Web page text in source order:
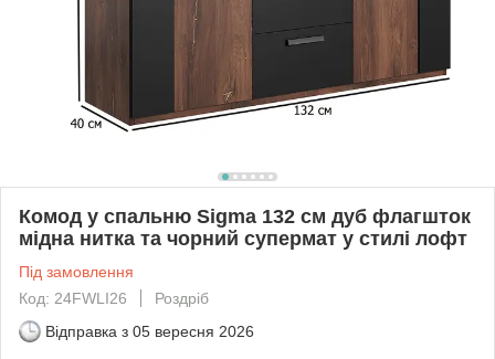
Комод у спальню Sigma 132 см дуб флагшток
мідна нитка та чорний супермат у стилі лофт
Під замовлення
Код: 24FWLI26
Роздріб
Відправка з 05 вересня 2026